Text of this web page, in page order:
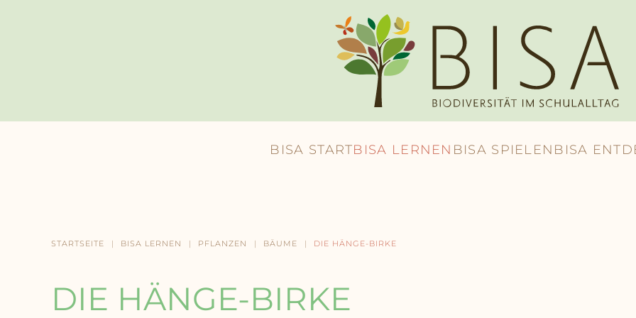
BISA STARTBISA LERNEN BISA SPIELEN BISA
STARTSEITE BISA LERNEN PFLANZEN BÄUME DIE HÄNGE-BIRKE
DIE HÄNGE-BIRKE